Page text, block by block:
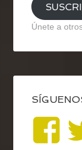
Únete a